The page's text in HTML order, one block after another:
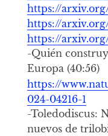
https://
https://
https://
-Quién
Europa (40:56)
https://
024-04216-1
-Toledodiscus:
nuevos de